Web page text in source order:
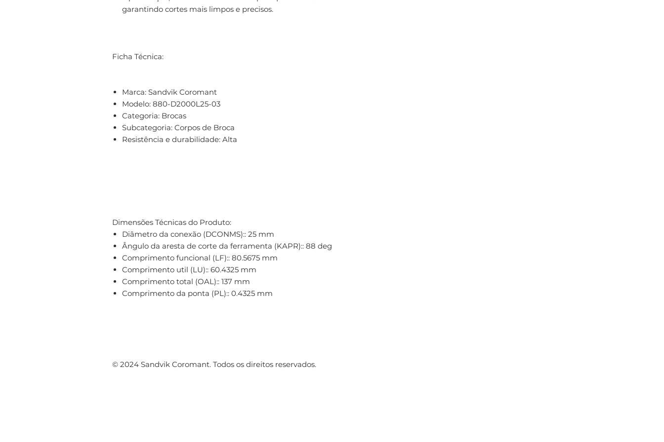
garantindo cortes mais limpos e precisos.
Ficha Técnica:
Marca: Sandvik Coromant
Modelo: 880-D2000L25-03
Categoria: Brocas
Subcategoria: Corpos de Broca
Resistência e durabilidade: Alta
Dimensões Técnicas do Produto:
Diâmetro da conexão (DCONMS):: 25 mm
Ângulo da aresta de corte da ferramenta (KAPR):: 88 deg
Comprimento funcional (LF):: 80.5675 mm
Comprimento util (LU):: 60.4325 mm
Comprimento total (OAL):: 137 mm
Comprimento da ponta (PL):: 0.4325 mm
© 2024 Sandvik Coromant. Todos os direitos reservados.